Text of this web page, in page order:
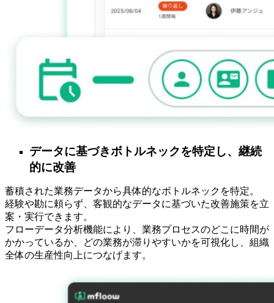
データに基づきボトルネックを特定し、継続
的に改善
蓄積された業務データから具体的なボトルネックを特定。
経験や勘に頼らず、客観的なデータに基づいた改善施策を立
案・実行できます。
フローデータ分析機能により、業務プロセスのどこに時間が
かかっているか、どの業務が滞りやすいかを可視化し、組織
全体の生産性向上につなげます。